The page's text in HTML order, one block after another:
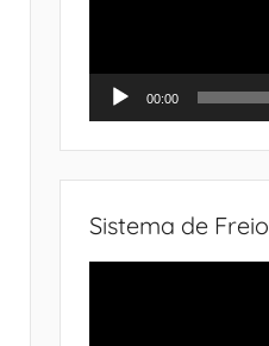
00:00
Sistema de Freio